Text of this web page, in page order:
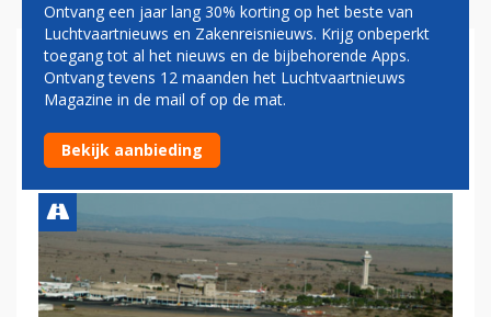
RECHTSTREEKSE VLUCHTEN
VAN KENIA NAAR VS STAP
DICHTERBIJ
Ontvang een jaar lang 30% korting op het beste van
Luchtvaartnieuws en Zakenreisnieuws. Krijg onbeperkt
toegang tot al het nieuws en de bijbehorende Apps.
Ontvang tevens 12 maanden het Luchtvaartnieuws
Magazine in de mail of op de mat.
Bekijk aanbieding